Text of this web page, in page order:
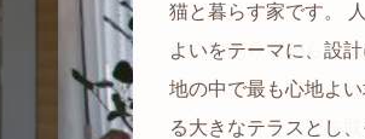
猫と暮らす家です。
よいをテーマに、設
地の中で最も心地よ
る大きなテラスとし
都心でありながらも
の緑の借景も取り入
夫することで、光を
自然の中の岩山を切